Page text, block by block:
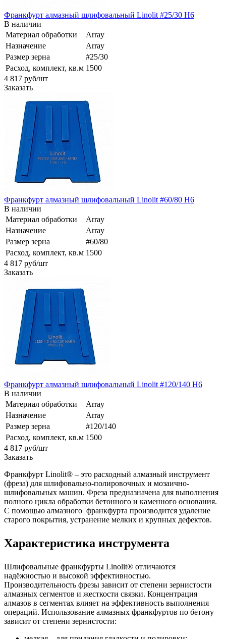
Франкфурт алмазный шлифовальный Linolit #25/30 H6
В наличии
Материал обработки
Array
Назначение
Array
Размер зерна
#25/30
Расход, комплект, кв.м 1500
4 817 руб/шт
Заказать
Франкфурт алмазный шлифовальный Linolit #60/80 H6
В наличии
Материал обработки
Array
Назначение
Array
Размер зерна
#60/80
Расход, комплект, кв.м 1500
4 817 руб/шт
Заказать
Франкфурт алмазный шлифовальный Linolit #120/140 H6
В наличии
Материал обработки
Array
Назначение
Array
Размер зерна
#120/140
Расход, комплект, кв.м 1500
4 817 руб/шт
Заказать
Франкфурт Linolit® – это расходный алмазный инструмент
(фреза) для шлифовально-полировочных и мозаично-
шлифовальных машин. Фреза предназначена для выполнения
полного цикла обработки бетонного и каменного основания.
С помощью алмазного франкфурта производится удаление
старого покрытия, устранение мелких и крупных дефектов.
Характеристика инструмента
Шлифовальные франкфурты Linolit® отличаются
надёжностью и высокой эффективностью.
Производительность фрезы зависит от степени зернистости
алмазных сегментов и жесткости связки. Концентрация
алмазов в сегментах влияет на эффективность выполнения
операций. Использование алмазных франкфуртов по бетону
зависит от степени зернистости: